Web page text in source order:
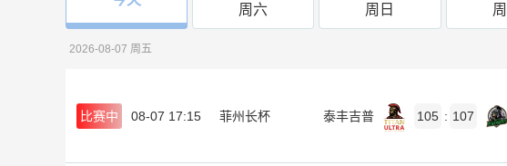
周六
周日
2026-08-07 周五
比赛中 08-07 17:15 菲州长杯 泰丰吉普 105 : 107